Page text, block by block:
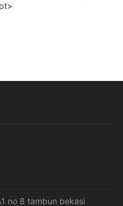
no 8 tambun bekasi